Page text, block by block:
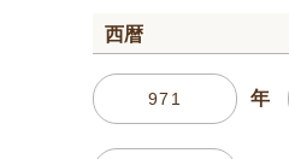
西暦
年